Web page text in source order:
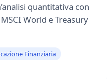
quantitativa con
World e Treasury
Finanziaria